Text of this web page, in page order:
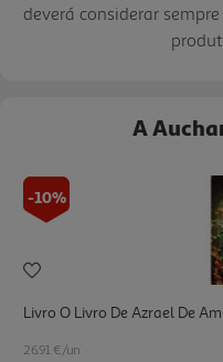
deverá considerar
A
-10%
Livro O Livro De Azrael De
26.91 €/un